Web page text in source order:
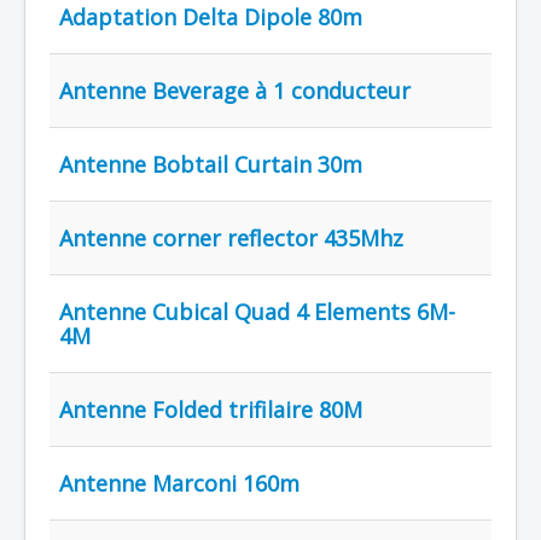
Adaptation Delta Dipole 80m
Antenne Beverage à 1 conducteur
Antenne Bobtail Curtain 30m
Antenne corner reflector 435Mhz
Antenne Cubical Quad 4 Elements 6M-
4M
Antenne Folded trifilaire 80M
Antenne Marconi 160m